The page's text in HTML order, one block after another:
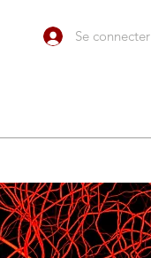
Se connecter